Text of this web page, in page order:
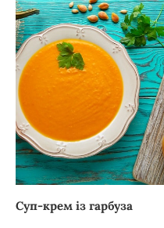
Суп-крем із гарбуза